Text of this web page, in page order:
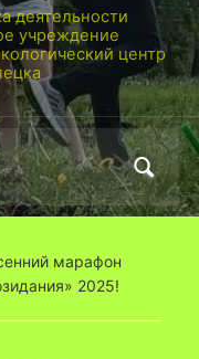
деятельности
учреждение
центр
марафон
2025!